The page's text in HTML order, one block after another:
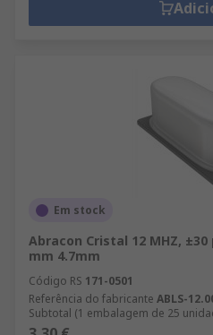
Em stock
Abracon Cristal 12 MHZ, ±30
mm 4.7mm
Código RS 171-0501
Referência do fabricante ABLS-
Subtotal (1 embalagem de 25